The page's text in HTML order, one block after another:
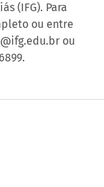
(IFG). Para
ou entre
ou